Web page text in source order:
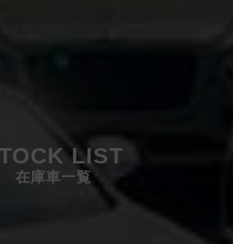
LIST
在庫車一覧